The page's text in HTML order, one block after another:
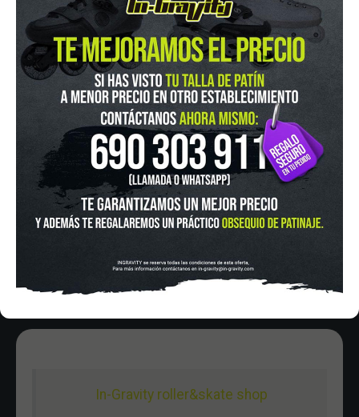
In-Gravity roller&skate shop
IN-GRAVITY MADRID RETIRO
Pza. Mariano de Cavia, 2
915 524 553
in-gravity@in-gravity.com
HORARIO
Lunes a Viernes de 12:00 - 20:30
Sabado De 10:00 - 20:30
Domingo 10:00-15:00